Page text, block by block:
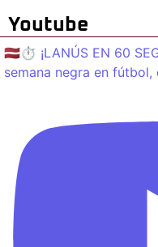
Youtube
🇱🇻⏱️ ¡LANÚS EN 60
semana negra en